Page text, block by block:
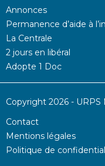
Annonces
Permanence d’aide à
La Centrale
2 jours en libéral
Adopte 1 Doc
Copyright 2026 - URPS
Contact
Mentions légales
Politique de